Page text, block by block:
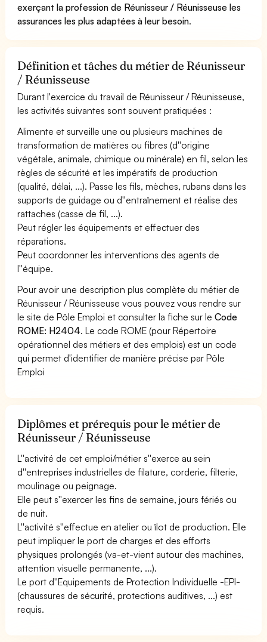
exerçant la profession de Réunisseur / Réunisseuse les
assurances les plus adaptées à leur besoin.
Définition et tâches du métier de Réunisseur
/ Réunisseuse
Durant l'exercice du travail de Réunisseur / Réunisseuse,
les activités suivantes sont souvent pratiquées :
Alimente et surveille une ou plusieurs machines de
transformation de matières ou fibres (d''origine
végétale, animale, chimique ou minérale) en fil, selon les
règles de sécurité et les impératifs de production
(qualité, délai, ...). Passe les fils, mèches, rubans dans les
supports de guidage ou d''entraînement et réalise des
rattaches (casse de fil, ...).
Peut régler les équipements et effectuer des
réparations.
Peut coordonner les interventions des agents de
l''équipe.
Pour avoir une description plus complète du métier de
Réunisseur / Réunisseuse vous pouvez vous rendre sur
le site de Pôle Emploi et consulter la fiche sur leCode
ROME: H2404. Le code ROME (pour Répertoire
opérationnel des métiers et des emplois) est un code
qui permet d'identifier de manière précise par Pôle
Emploi
Diplômes et prérequis pour le métier de
Réunisseur / Réunisseuse
L''activité de cet emploi/métier s''exerce au sein
d''entreprises industrielles de filature, corderie, filterie,
moulinage ou peignage.
Elle peut s''exercer les fins de semaine, jours fériés ou
de nuit.
L''activité s''effectue en atelier ou îlot de production. Elle
peut impliquer le port de charges et des efforts
physiques prolongés (va-et-vient autour des machines,
attention visuelle permanente, ...).
Le port d''Equipements de Protection Individuelle -EPI-
(chaussures de sécurité, protections auditives, ...) est
requis.